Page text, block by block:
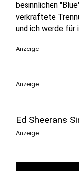
besinnlichen
verkraftete
und ich werde für
Anzeige
Anzeige
Ed Sheerans
Anzeige